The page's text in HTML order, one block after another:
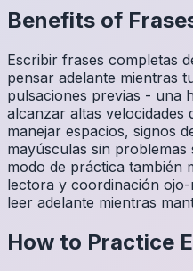
Benefits of
Escribir frases completas
pensar adelante mientras
pulsaciones previas - una
alcanzar altas velocidades
manejar espacios, signos
mayúsculas sin
modo de práctica también
lectora y coordinación
leer adelante mientras
How to Practice